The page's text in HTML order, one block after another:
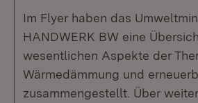
Im Flyer haben das
HANDWERK BW eine
wesentlichen Aspekte der
Wärmedämmung und
zusammengestellt. Über